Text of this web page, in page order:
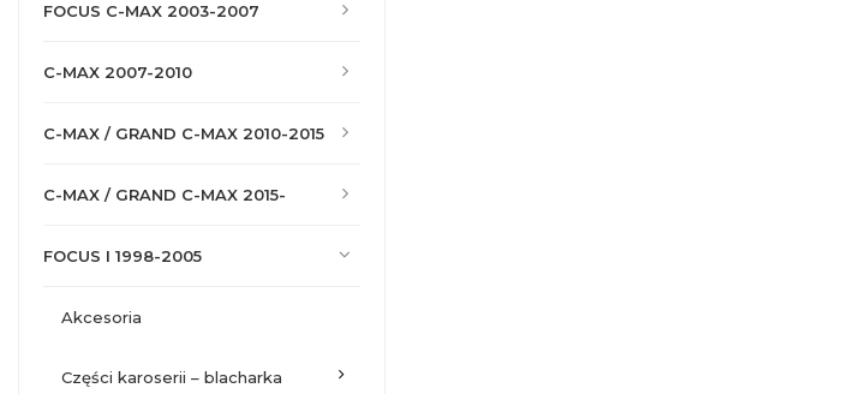
FOCUS C-MAX 2003-2007
C-MAX 2007-2010
C-MAX / GRAND C-MAX 2010-2015
C-MAX / GRAND C-MAX 2015-
FOCUS I 1998-2005
akcesoria
części karoserii – blacharka